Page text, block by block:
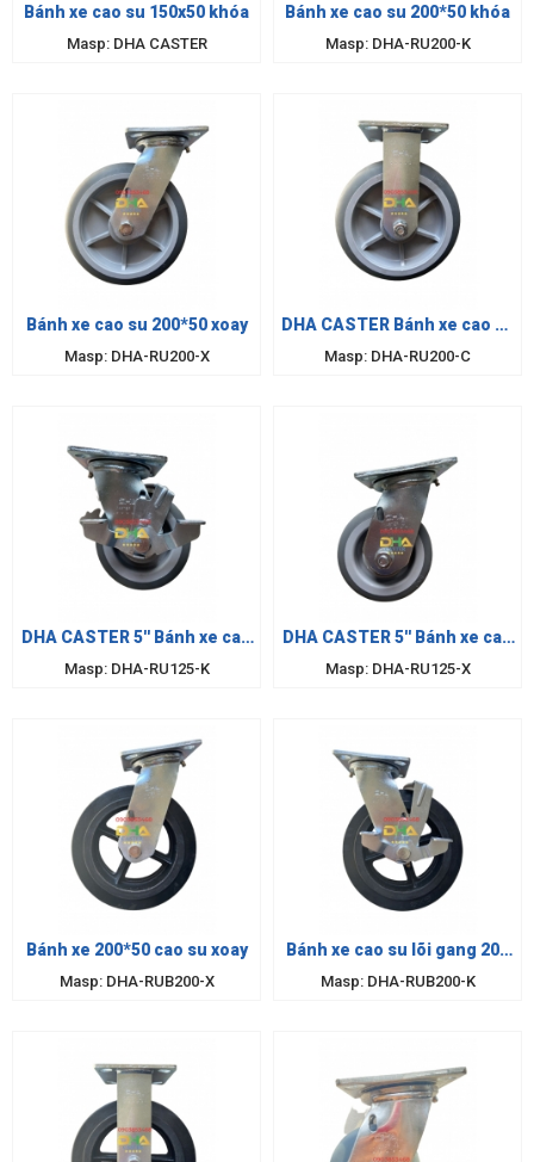
Bánh xe cao su 150x50 khóa
Masp: DHA CASTER
Bánh xe cao su 200*50 khóa
Masp: DHA-RU200-K
Bánh xe cao su 200*50 xoay
Masp: DHA-RU200-X
DHA CASTER Bánh xe cao su
Masp: DHA-RU200-C
DHA CASTER 5'' Bánh xe cao
Masp: DHA-RU125-K
DHA CASTER 5'' Bánh xe cao
Masp: DHA-RU125-X
Bánh xe 200*50 cao su xoay
Masp: DHA-RUB200-X
Bánh xe cao su lõi gang 200
Masp: DHA-RUB200-K